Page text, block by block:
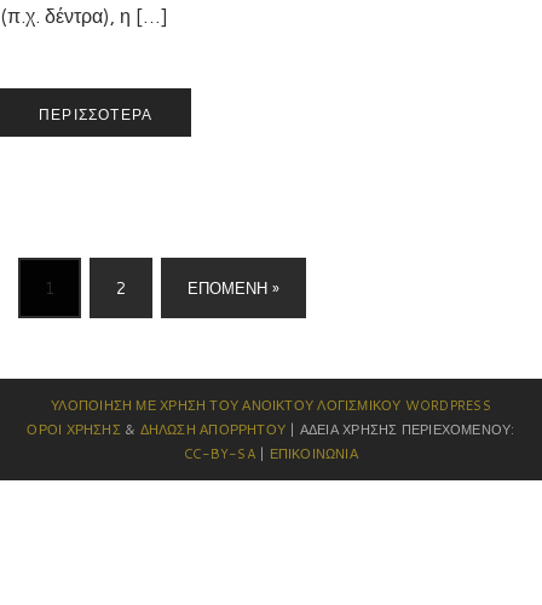
(π.χ. δέντρα), η […]
ΠΕΡΙΣΣΌΤΕΡΑ
1 2 ΕΠΌΜΕΝΗ »
ΥΛΟΠΟΊΗΣΗ ΜΕ ΧΡΉΣΗ ΤΟΥ ΑΝΟΙΚΤΟΎ ΛΟΓΙΣΜΙΚΟΎ WORDPRESS
ΌΡΟΙ ΧΡΉΣΗΣ& ΔΉΛΩΣΗ ΑΠΟΡΡΉΤΟΥ | ΆΔΕΙΑ ΧΡΉΣΗΣ ΠΕΡΙΕΧΟΜΈΝΟΥ:
CC-BY-SA| ΕΠΙΚΟΙΝΩΝΊΑ